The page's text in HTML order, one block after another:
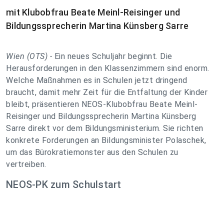
mit Klubobfrau Beate Meinl-Reisinger und
Bildungssprecherin Martina Künsberg Sarre
Wien (OTS) - Ein neues Schuljahr beginnt. Die
Herausforderungen in den Klassenzimmern sind enorm.
Welche Maßnahmen es in Schulen jetzt dringend
braucht, damit mehr Zeit für die Entfaltung der Kinder
bleibt, präsentieren NEOS-Klubobfrau Beate Meinl-
Reisinger und Bildungssprecherin Martina Künsberg
Sarre direkt vor dem Bildungsministerium. Sie richten
konkrete Forderungen an Bildungsminister Polaschek,
um das Bürokratiemonster aus den Schulen zu
vertreiben.
NEOS-PK zum Schulstart